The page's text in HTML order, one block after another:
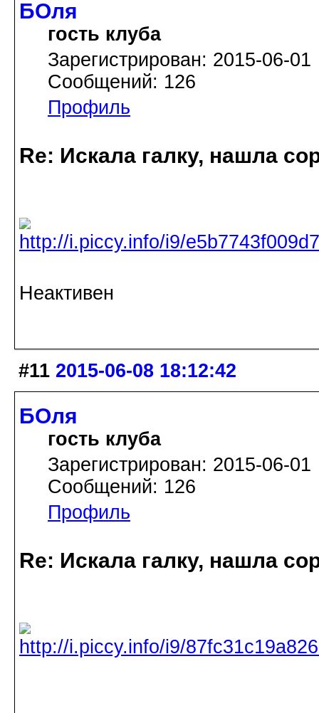
БОля
гость клуба
Зарегистрирован: 2015-06-01
Сообщений: 126
Профиль
Re: Искала галку, нашла
Неактивен
#11 2015-06-08 18:12:42
БОля
гость клуба
Зарегистрирован: 2015-06-01
Сообщений: 126
Профиль
Re: Искала галку, нашла